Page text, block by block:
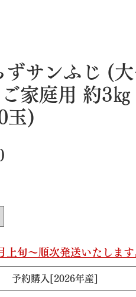
ずサンふじ (
家庭用 約3㎏
玉)
上旬～順次発送いたします
予約購入[2026年産]